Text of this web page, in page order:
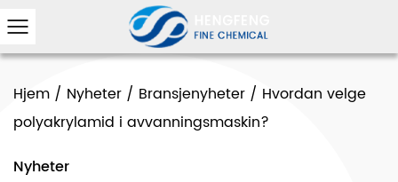
Hjem / Nyheter / Bransjenyheter / Hvordan velge
polyakrylamid i avvanningsmaskin?
Nyheter